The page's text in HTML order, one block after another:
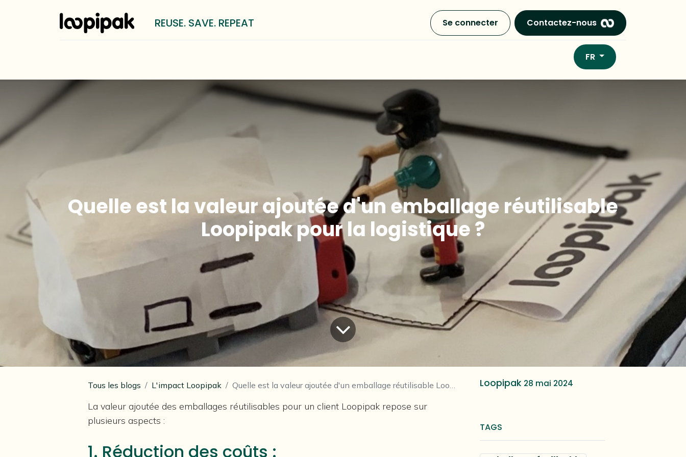
REUSE. SAVE. REPEAT Se connecter Contactez-nous
FR
Quelle est la valeur ajoutée d'un emballage réutilisable
Loopipak pour la logistique ?
Tous les blogs L'impact Loopipak Quelle est la valeur ajoutée d'un emballage réutilisable Loopipak pour la logistique ?
La valeur ajoutée des emballages réutilisables pour un client Loopipak repose sur
plusieurs aspects :
1. Réduction des coûts :
Loopipak 28 mai 2024
TAGS